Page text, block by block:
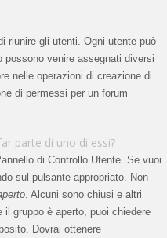
riunire gli utenti. Ogni utente può
possono venire assegnati diversi
nelle operazioni di creazione di
di permessi per un forum
parte di uno di essi?
di Controllo Utente. Se vuoi
sul pulsante appropriato. Non
. Alcuni sono chiusi e altri
il gruppo è aperto, puoi chiedere
Dovrai ottenere